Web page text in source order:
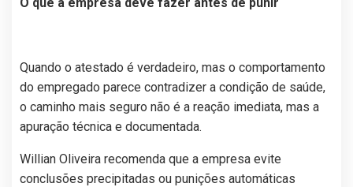
Quando o atestado é verdadeiro, mas o comportamento
do empregado parece contradizer a condição de saúde,
o caminho mais seguro não é a reação imediata, mas a
apuração técnica e documentada.
Willian Oliveira recomenda que a empresa evite
conclusões precipitadas ou punições automáticas